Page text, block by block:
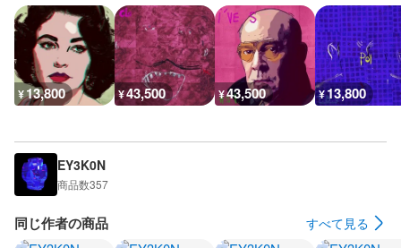
¥13,800 ¥43,500 ¥43,500 ¥13,800
EY3K0N
商品数357
同じ作者の商品 すべて見る